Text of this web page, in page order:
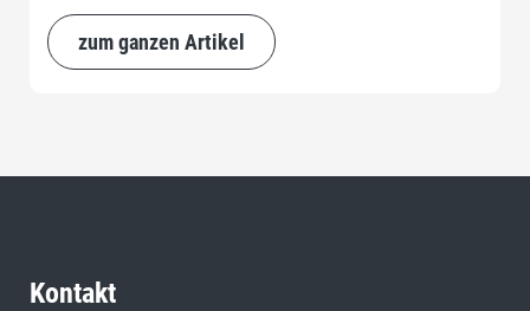
zum ganzen Artikel
Kontakt